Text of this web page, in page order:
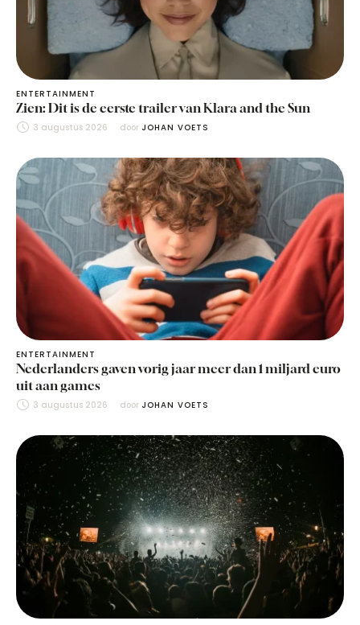
ENTERTAINMENT
Zien: Dit is de eerste trailer van Klara and the Sun
3 augustus 2026 door JOHAN VOETS
ENTERTAINMENT
Nederlanders gaven vorig jaar meer dan 1 miljard euro
uit aan games
3 augustus 2026 door JOHAN VOETS